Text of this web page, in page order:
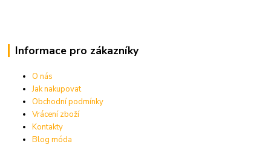
Informace pro zákazníky
O nás
Jak nakupovat
Obchodní podmínky
Vrácení zboží
Kontakty
Blog móda